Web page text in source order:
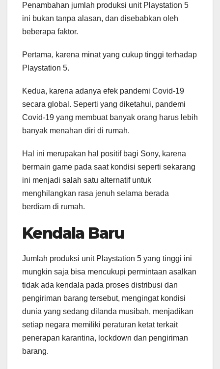
Penambahan jumlah produksi unit Playstation 5
ini bukan tanpa alasan, dan disebabkan oleh
beberapa faktor.
Pertama, karena minat yang cukup tinggi terhadap
Playstation 5.
Kedua, karena adanya efek pandemi Covid-19
secara global. Seperti yang diketahui, pandemi
Covid-19 yang membuat banyak orang harus lebih
banyak menahan diri di rumah.
Hal ini merupakan hal positif bagi Sony, karena
bermain game pada saat kondisi seperti sekarang
ini menjadi salah satu alternatif untuk
menghilangkan rasa jenuh selama berada
berdiam di rumah.
Kendala Baru
Jumlah produksi unit Playstation 5 yang tinggi ini
mungkin saja bisa mencukupi permintaan asalkan
tidak ada kendala pada proses distribusi dan
pengiriman barang tersebut, mengingat kondisi
dunia yang sedang dilanda musibah, menjadikan
setiap negara memiliki peraturan ketat terkait
penerapan karantina, lockdown dan pengiriman
barang.